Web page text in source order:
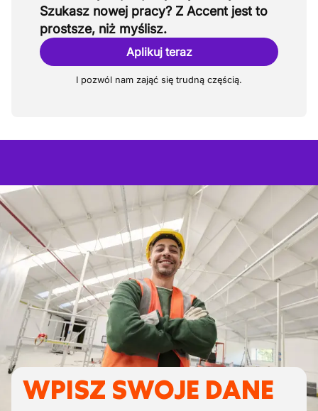
Szukasz nowej pracy? Z Accent jest to
prostsze, niż myślisz.
Aplikuj teraz
I pozwól nam zająć się trudną częścią.
WPISZ SWOJE DANE